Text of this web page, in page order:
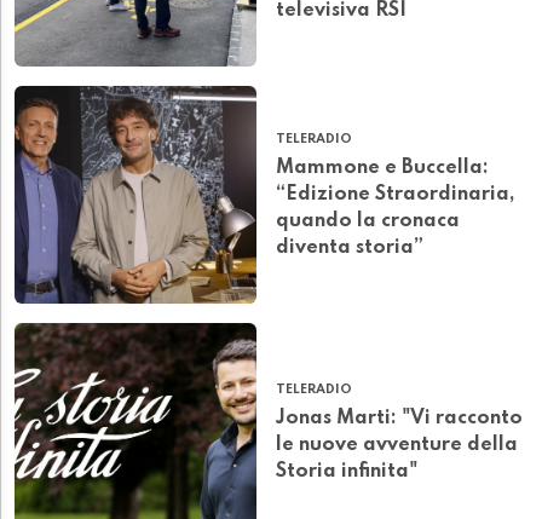
televisiva RSI
TELERADIO
Mammone e Buccella:
“Edizione Straordinaria,
quando la cronaca
diventa storia”
TELERADIO
Jonas Marti: "Vi racconto
le nuove avventure della
Storia infinita"